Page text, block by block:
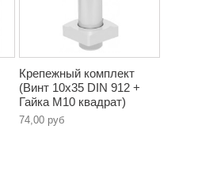
Крепежный комплект
(Винт 10х35 DIN 912 +
Гайка М10 квадрат)
74,00 руб